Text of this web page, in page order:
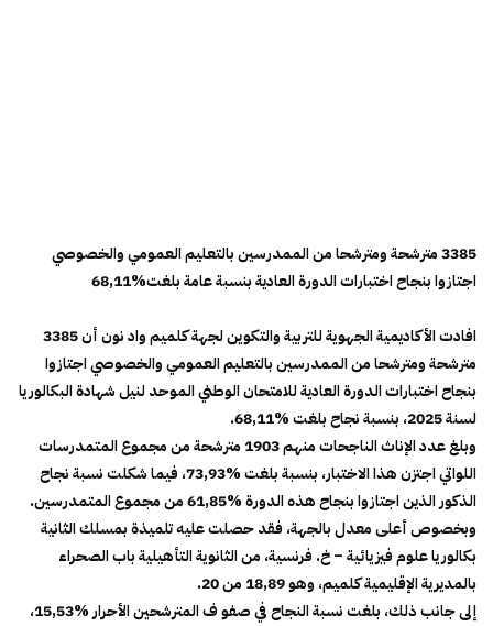
3385 مترشحة ومترشحا من الممدرسين بالتعليم العمومي والخصوصي
اجتازوا بنجاح اختبارات الدورة العادية بنسبة عامة بلغت%68,11
افادت الأكاديمية الجهوية للتربية والتكوين لجهة كلميم واد نون أن 3385
مترشحة ومترشحا من الممدرسين بالتعليم العمومي والخصوصي اجتازوا
بنجاح اختبارات الدورة العادية للامتحان الوطني الموحد لنيل شهادة البكالوريا
لسنة 2025، بنسبة نجاح بلغت %68,11.
وبلغ عدد الإناث الناجحات منهم 1903 مترشحة من مجموع المتمدرسات
اللواتي اجتزن هذا الاختبار، بنسبة بلغت %73,93، فيما شكلت نسبة نجاح
الذكور الذين اجتازوا بنجاح هذه الدورة %61,85 من مجموع المتمدرسين.
وبخصوص أعلى معدل بالجهة، فقد حصلت عليه تلميذة بمسلك الثانية
بكالوريا علوم فيزيائية – خ. فرنسية، من الثانوية التأهيلية باب الصحراء
بالمديرية الإقليمية كلميم، وهو 18,89 من 20.
إلى جانب ذلك، بلغت نسبة النجاح في صفو ف المترشحين الأحرار %15,53،